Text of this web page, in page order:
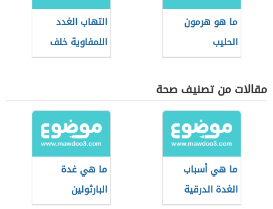
ما هو هرمون
الحليب
التهاب الغدد
اللمفاوية خلف
الأذن
مقالات من تصنيف صحة
ما هي أسباب
الغدة الدرقية
ما هي غدة
البارثولين